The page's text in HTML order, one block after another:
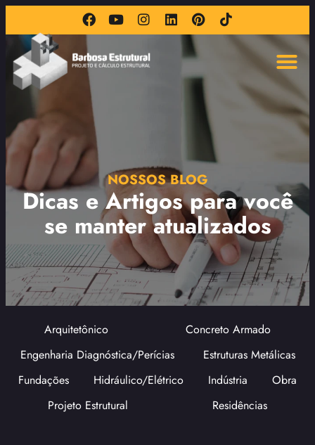
NOSSOS BLOG
Dicas e Artigos para você
se manter atualizados
Arquitetônico
Concreto Armado
Engenharia Diagnóstica/Perícias
Estruturas Metálicas
Fundações
Hidráulico/Elétrico Indústria
Obra
Projeto Estrutural
Residências